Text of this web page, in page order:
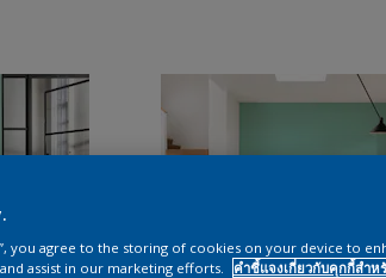
you agree to the storing of cookies on your device to
assist in our marketing efforts.
คำชี้แจงเกี่ยวกับคุกกี้สำห